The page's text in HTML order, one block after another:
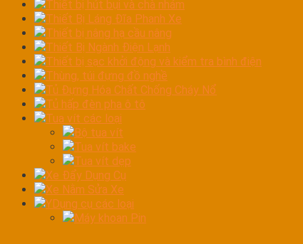
Thiết bị hút bụi và chà nhám
Thiết Bị Láng Đĩa Phanh Xe
Thiết bị nâng hạ cầu nâng
Thiết Bị Ngành Điện Lạnh
Thiết bị sạc khởi động và kiểm tra bình điện
Thùng, túi đựng đồ nghề
Tủ Đựng Hóa Chất Chống Cháy Nổ
Tủ hấp đèn pha ô tô
Tua vít các loại
Bộ tua vít
Tua vít bake
Tua vít dẹp
Xe Đẩy Dụng Cụ
Xe Nằm Sửa Xe
YDụng cụ các loại
Máy khoan Pin